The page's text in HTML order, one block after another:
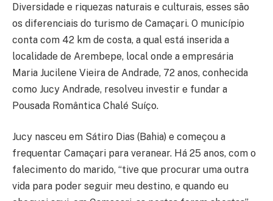
Diversidade e riquezas naturais e culturais, esses são
os diferenciais do turismo de Camaçari. O município
conta com 42 km de costa, a qual está inserida a
localidade de Arembepe, local onde a empresária
Maria Jucilene Vieira de Andrade, 72 anos, conhecida
como Jucy Andrade, resolveu investir e fundar a
Pousada Romântica Chalé Suíço.
Jucy nasceu em Sátiro Dias (Bahia) e começou a
frequentar Camaçari para veranear. Há 25 anos, com o
falecimento do marido, “tive que procurar uma outra
vida para poder seguir meu destino, e quando eu